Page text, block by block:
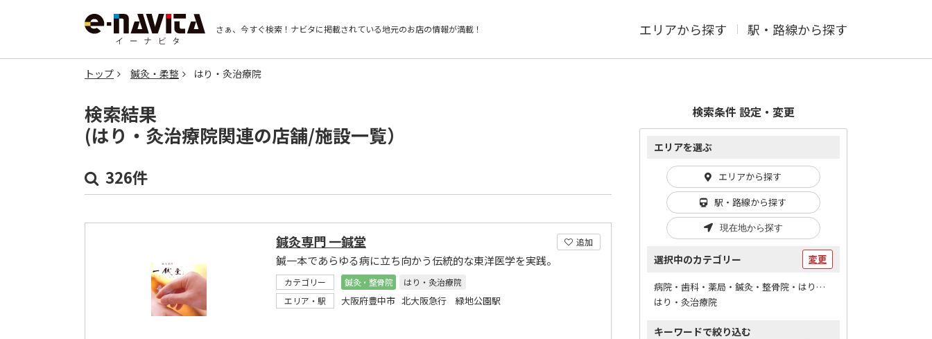
さぁ、今すぐ検索！ ナビタに掲載されている地元のお店の情報が満載！ エリアから探す 駅・路線から探す
トップ 鍼灸・柔整 はり・灸治療院
検索結果
(はり・灸治療院関連の店舗/施設一覧）
326件
追加
鍼灸専門 一鍼堂
鍼一本であらゆる病に立ち向かう伝統的な東洋医学を実践。
カテゴリー 鍼灸・整骨院
はり・灸治療院
エリア・駅
大阪府豊中市 北大阪急行 緑地公園駅
検索条件 設定・変更
エリアを選ぶ
エリアから探す
駅・路線から探す
現在地から探す
選択中のカテゴリー 変更
病院・歯科・薬局・鍼灸・整骨院・はりマッサージ / 鍼灸・柔整
はり・灸治療院
キーワードで絞り込む